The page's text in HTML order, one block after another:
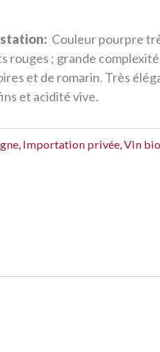
Couleur pourpre
rouges ; grande
et de romarin. Très
et acidité vive.
, Importation privée,Vin bio